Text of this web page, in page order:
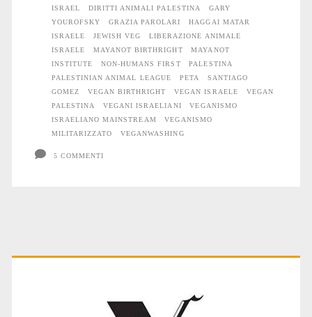
ISRAEL
DIRITTI ANIMALI PALESTINA
GARY
YOUROFSKY
GRAZIA PAROLARI
HAGGAI MATAR
ISRAELE
JEWISH VEG
LIBERAZIONE ANIMALE
ISRAELE
MAYANOT BIRTHRIGHT
MAYANOT
INSTITUTE
NON-HUMANS FIRST
PALESTINA
PALESTINIAN ANIMAL LEAGUE
PETA
SANTIAGO
GOMEZ
VEGAN BIRTHRIGHT VEGAN ISRAELE
VEGAN
PALESTINA
VEGANI ISRAELIANI
VEGANISMO
ISRAELIANO MAINSTREAM
VEGANISMO
MILITARIZZATO
VEGANWASHING
5 COMMENTI
Primary